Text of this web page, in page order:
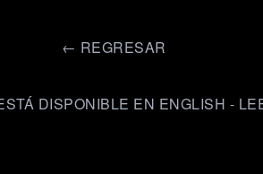
← REGRESAR
DISPONIBLE EN ENGLISH -